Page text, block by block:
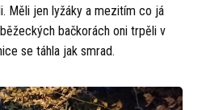
Měli jen lyžáky a mezitím co já
bačkorách oni trpěli v
se táhla jak smrad.